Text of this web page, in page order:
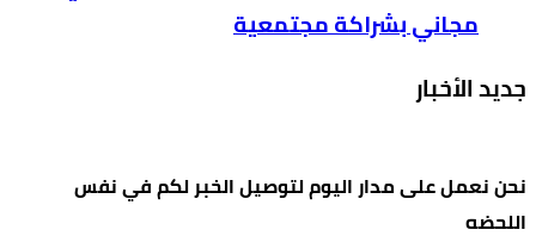
مجاني بشراكة مجتمعية
جديد الأخبار
نحن نعمل على مدار اليوم لتوصيل الخبر لكم في نفس
اللحضه